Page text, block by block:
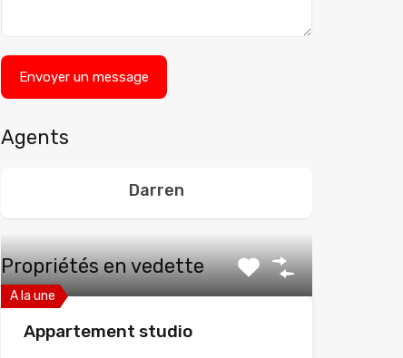
Agents
Darren
Propriétés en vedette
A la une
Appartement studio